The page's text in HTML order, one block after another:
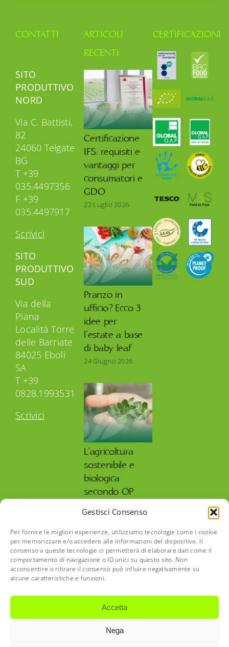
Gestisci Consenso
Per fornire le migliori esperienze, utilizziamo tecnologie come i cookie
per memorizzare e/o accedere alle informazioni del dispositivo. Il
consenso a queste tecnologie ci permetterà di elaborare dati come il
comportamento di navigazione o ID unici su questo sito. Non
acconsentire o ritirare il consenso può influire negativamente su
alcune caratteristiche e funzioni.
Accetta
Nega
CONTATTI
SITO
PRODUTTIVO
NORD
Via C. Battisti,
82
24060 Telgate
BG
T +39
035.4497356
F +39
035.4497917
Scrivici
SITO
PRODUTTIVO
SUD
Via della
Piana
Località Torre
delle Barriate
84025 Eboli
SA
T +39
0828.1993531
Scrivici
ARTICOLI
RECENTI
Certificazione
IFS: requisiti e
vantaggi per
consumatori e
GDO
22 Luglio 2026
Pranzo in
ufficio? Ecco 3
idee per
l’estate a base
di baby leaf
24 Giugno 2026
L’agricoltura
sostenibile e
biologica
secondo OP
27 Maggio 2026
CERTIFICAZIONI
©2022-26 O.P. Isola Verde Società Agricola Consortile a
Responsabilità Limitata | Via Cesare Battisti, 82 | 24060
opisolaverde@legalmail.it